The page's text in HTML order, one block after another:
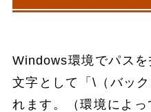
Windows環境でパス
文字として「\（バッ
れます。（環境によ